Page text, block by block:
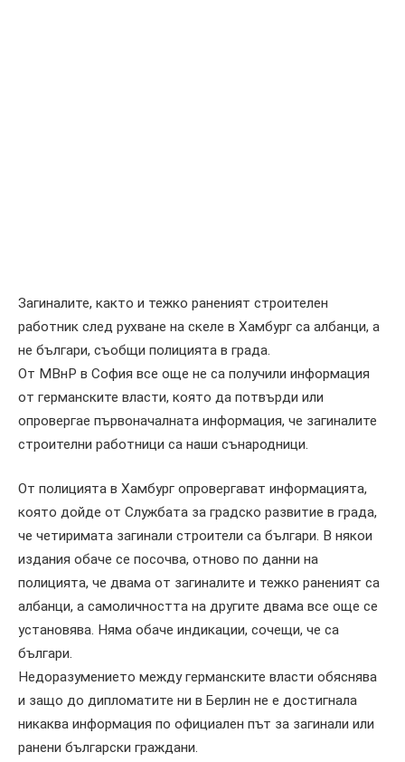
Загиналите, както и тежко раненият строителен
работник след рухване на скеле в Хамбург са албанци, а
не българи, съобщи полицията в града.
От МВнР в София все още не са получили информация
от германските власти, която да потвърди или
опровергае първоначалната информация, че загиналите
строителни работници са наши сънародници.
От полицията в Хамбург опровергават информацията,
която дойде от Службата за градско развитие в града,
че четиримата загинали строители са българи. В някои
издания обаче се посочва, отново по данни на
полицията, че двама от загиналите и тежко раненият са
албанци, а самоличността на другите двама все още се
установява. Няма обаче индикации, сочещи, че са
българи.
Недоразумението между германските власти обяснява
и защо до дипломатите ни в Берлин не е достигнала
никаква информация по официален път за загинали или
ранени български граждани.